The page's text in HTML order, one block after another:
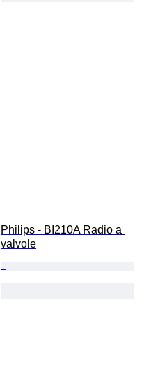
Philips - BI210A Radio a
valvole